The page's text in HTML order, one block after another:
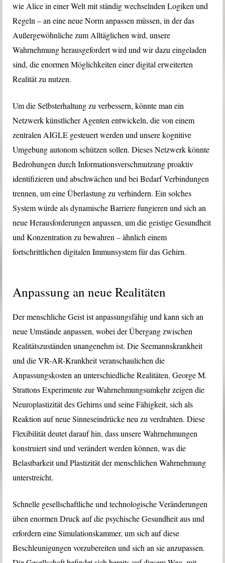
wie Alice in einer Welt mit ständig wechselnden Logiken und
Regeln – an eine neue Norm anpassen müssen, in der das
Außergewöhnliche zum Alltäglichen wird, unsere
Wahrnehmung herausgefordert wird und wir dazu eingeladen
sind, die enormen Möglichkeiten einer digital erweiterten
Realität zu nutzen.
Um die Selbsterhaltung zu verbessern, könnte man ein
Netzwerk künstlicher Agenten entwickeln, die von einem
zentralen AIGLE gesteuert werden und unsere kognitive
Umgebung autonom schützen sollen. Dieses Netzwerk könnte
Bedrohungen durch Informationsverschmutzung proaktiv
identifizieren und abschwächen und bei Bedarf Verbindungen
trennen, um eine Überlastung zu verhindern. Ein solches
System würde als dynamische Barriere fungieren und sich an
neue Herausforderungen anpassen, um die geistige Gesundheit
und Konzentration zu bewahren – ähnlich einem
fortschrittlichen digitalen Immunsystem für das Gehirn.
Anpassung an neue Realitäten
Der menschliche Geist ist anpassungsfähig und kann sich an
neue Umstände anpassen, wobei der Übergang zwischen
Realitätszuständen unangenehm ist. Die Seemannskrankheit
und die VR-AR-Krankheit veranschaulichen die
Anpassungskosten an unterschiedliche Realitäten. George M.
Strattons Experimente zur Wahrnehmungsumkehr zeigen die
Neuroplastizität des Gehirns und seine Fähigkeit, sich als
Reaktion auf neue Sinneseindrücke neu zu verdrahten. Diese
Flexibilität deutet darauf hin, dass unsere Wahrnehmungen
konstruiert sind und verändert werden können, was die
Belastbarkeit und Plastizität der menschlichen Wahrnehmung
unterstreicht.
Schnelle gesellschaftliche und technologische Veränderungen
üben enormen Druck auf die psychische Gesundheit aus und
erfordern eine Simulationskammer, um sich auf diese
Beschleunigungen vorzubereiten und sich an sie anzupassen.